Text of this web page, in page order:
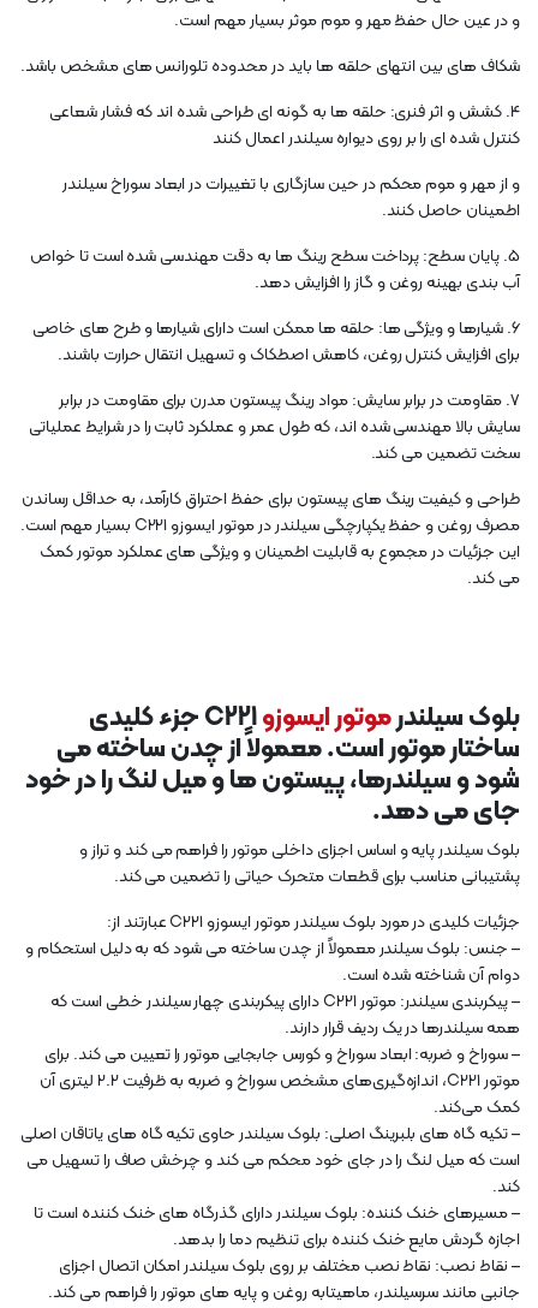
و در عین حال حفظ مهر و موم موثر بسیار مهم است.
شکاف های بین انتهای حلقه ها باید در محدوده تلورانس های مشخص باشد.
4. کشش و اثر فنری: حلقه ها به گونه ای طراحی شده اند که فشار شعاعی
کنترل شده ای را بر روی دیواره سیلندر اعمال کنند
و از مهر و موم محکم در حین سازگاری با تغییرات در ابعاد سوراخ سیلندر
اطمینان حاصل کنند.
5. پایان سطح: پرداخت سطح رینگ ها به دقت مهندسی شده است تا خواص
آب بندی بهینه روغن و گاز را افزایش دهد.
6. شیارها و ویژگی ها: حلقه ها ممکن است دارای شیارها و طرح های خاصی
برای افزایش کنترل روغن، کاهش اصطکاک و تسهیل انتقال حرارت باشند.
7. مقاومت در برابر سایش: مواد رینگ پیستون مدرن برای مقاومت در برابر
سایش بالا مهندسی شده اند، که طول عمر و عملکرد ثابت را در شرایط عملیاتی
سخت تضمین می کند.
طراحی و کیفیت رینگ های پیستون برای حفظ احتراق کارآمد، به حداقل رساندن
مصرف روغن و حفظ یکپارچگی سیلندر در موتور ایسوزو C221 بسیار مهم است.
این جزئیات در مجموع به قابلیت اطمینان و ویژگی های عملکرد موتور کمک
می کند.
بلوک سیلندرموتور ایسوزو C221 جزء کلیدی
ساختار موتور است. معمولاً از چدن ساخته می
شود و سیلندرها، پیستون ها و میل لنگ را در خود
جای می دهد.
بلوک سیلندر پایه و اساس اجزای داخلی موتور را فراهم می کند و تراز و
پشتیبانی مناسب برای قطعات متحرک حیاتی را تضمین می کند.
جزئیات کلیدی در مورد بلوک سیلندر موتور ایسوزو C221 عبارتند از:
– جنس: بلوک سیلندر معمولاً از چدن ساخته می شود که به دلیل استحکام و
دوام آن شناخته شده است.
– پیکربندی سیلندر: موتور C221 دارای پیکربندی چهار سیلندر خطی است که
همه سیلندرها در یک ردیف قرار دارند.
– سوراخ و ضربه: ابعاد سوراخ و کورس جابجایی موتور را تعیین می کند. برای
موتور C221، اندازه‌گیری‌های مشخص سوراخ و ضربه به ظرفیت 2.2 لیتری آن
کمک می‌کند.
– تکیه گاه های بلبرینگ اصلی: بلوک سیلندر حاوی تکیه گاه های یاتاقان اصلی
است که میل لنگ را در جای خود محکم می کند و چرخش صاف را تسهیل می
کند.
– مسیرهای خنک کننده: بلوک سیلندر دارای گذرگاه های خنک کننده است تا
اجازه گردش مایع خنک کننده برای تنظیم دما را بدهد.
– نقاط نصب: نقاط نصب مختلف بر روی بلوک سیلندر امکان اتصال اجزای
جانبی مانند سرسیلندر، ماهیتابه روغن و پایه های موتور را فراهم می کند.